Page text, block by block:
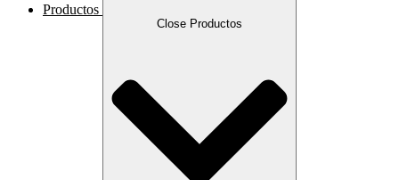
Productos
Close Productos